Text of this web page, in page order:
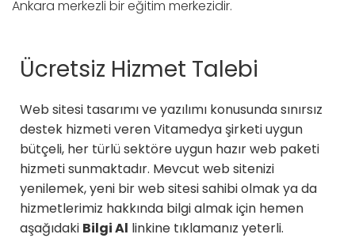
Ankara merkezli bir eğitim merkezidir.
Ücretsiz Hizmet Talebi
Web sitesi tasarımı ve yazılımı konusunda sınırsız
destek hizmeti veren Vitamedya şirketi uygun
bütçeli, her türlü sektöre uygun hazır web paketi
hizmeti sunmaktadır. Mevcut web sitenizi
yenilemek, yeni bir web sitesi sahibi olmak ya da
hizmetlerimiz hakkında bilgi almak için hemen
aşağıdaki Bilgi Al linkine tıklamanız yeterli.